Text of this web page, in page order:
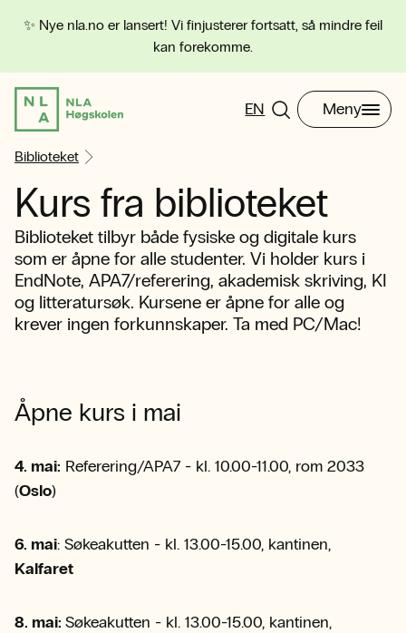
✨ Nye nla.no er lansert! Vi finjusterer fortsatt, så mindre feil
kan forekomme.
EN Meny
Biblioteket
Kurs fra biblioteket
Biblioteket tilbyr både fysiske og digitale kurs
som er åpne for alle studenter. Vi holder kurs i
EndNote, APA7/referering, akademisk skriving, KI
og litteratursøk. Kursene er åpne for alle og
krever ingen forkunnskaper. Ta med PC/Mac!
Åpne kurs i mai
4. mai: Referering/APA7 - kl. 10.00-11.00, rom 2033
(Oslo)
6. mai: Søkeakutten - kl. 13.00-15.00, kantinen,
Kalfaret
8. mai: Søkeakutten - kl. 13.00-15.00, kantinen,